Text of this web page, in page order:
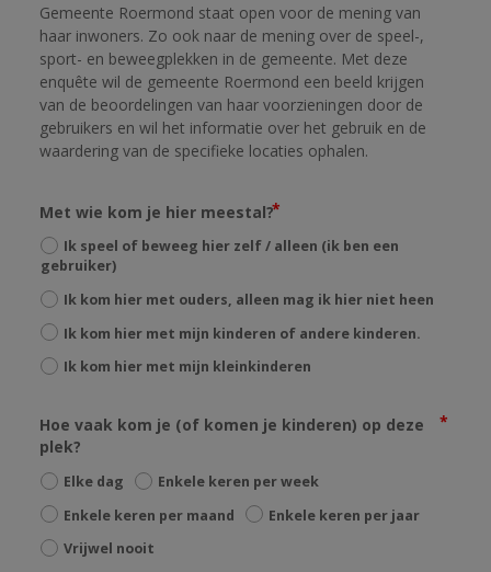
Gemeente Roermond staat open voor de mening van
haar inwoners. Zo ook naar de mening over de speel-,
sport- en beweegplekken in de gemeente. Met deze
enquête wil de gemeente Roermond een beeld krijgen
van de beoordelingen van haar voorzieningen door de
gebruikers en wil het informatie over het gebruik en de
waardering van de specifieke locaties ophalen.
Met wie kom je hier meestal?
Ik speel of beweeg hier zelf / alleen (ik ben een
gebruiker)
Ik kom hier met ouders, alleen mag ik hier niet heen
Ik kom hier met mijn kinderen of andere kinderen.
Ik kom hier met mijn kleinkinderen
Hoe vaak kom je (of komen je kinderen) op deze
plek?
Elke dag
Enkele keren per week
Enkele keren per maand
Enkele keren per jaar
Vrijwel nooit